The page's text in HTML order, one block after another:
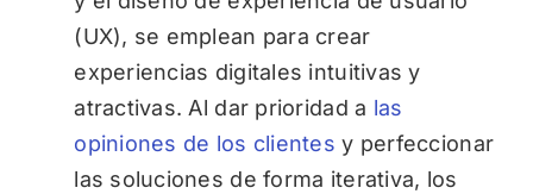
(UX), se emplean para crear
experiencias digitales intuitivas y
atractivas. Al dar prioridad a las
opiniones de los clientes y perfeccionar
las soluciones de forma iterativa, los